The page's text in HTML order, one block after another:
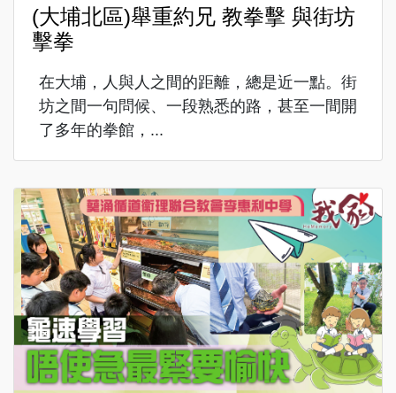
(大埔北區)舉重約兄 教拳擊 與街坊
擊拳
在大埔，人與人之間的距離，總是近一點。街
坊之間一句問候、一段熟悉的路，甚至一間開
了多年的拳館，...